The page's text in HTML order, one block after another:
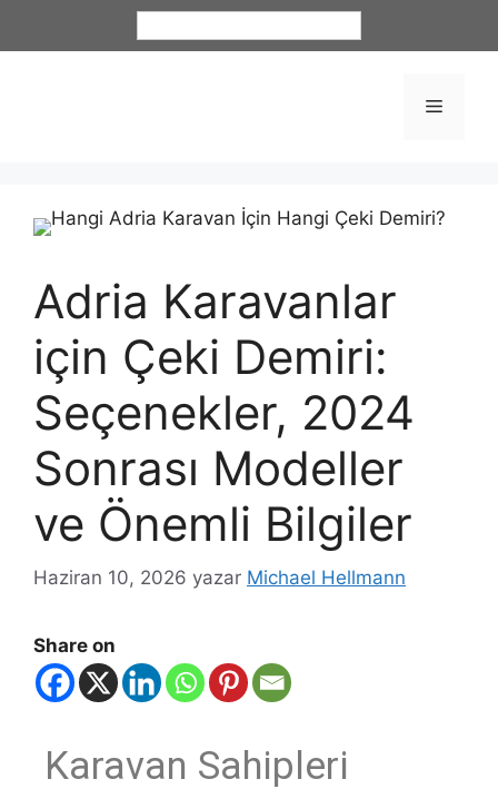
Adria Karavanlar
için Çeki Demiri:
Seçenekler, 2024
Sonrası Modeller
ve Önemli Bilgiler
Haziran 10, 2026 yazar Michael Hellmann
Share on
Karavan Sahipleri